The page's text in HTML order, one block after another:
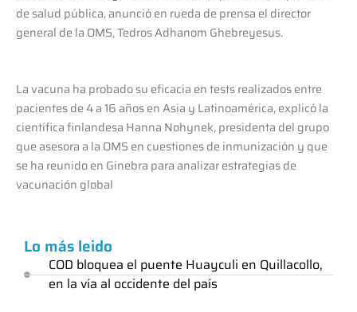
de salud pública, anunció en rueda de prensa el director
general de la OMS, Tedros Adhanom Ghebreyesus.
La vacuna ha probado su eficacia en tests realizados entre
pacientes de 4 a 16 años en Asia y Latinoamérica, explicó la
científica finlandesa Hanna Nohynek, presidenta del grupo
que asesora a la OMS en cuestiones de inmunización y que
se ha reunido en Ginebra para analizar estrategias de
vacunación global
Lo más leido
COD bloquea el puente Huayculi en Quillacollo,
en la vía al occidente del país